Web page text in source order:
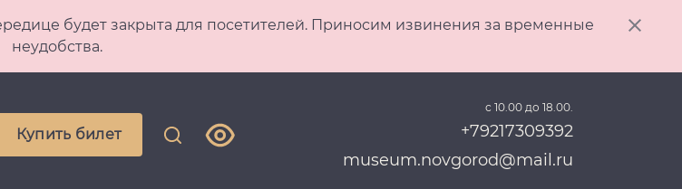
будет закрыта для посетителей. Приносим извинения за временные
неудобства.
Купить билет
с 10.00 до 18.00.
+79217309392
museum.novgorod@mail.ru